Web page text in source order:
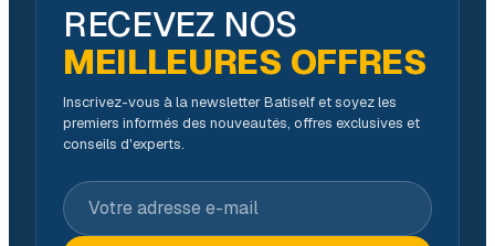
RECEVEZ NOS
MEILLEURES OFFRES
Inscrivez-vous à la newsletter Batiself et soyez les
premiers informés des nouveautés, offres exclusives et
conseils d'experts.
Votre adresse e-mail